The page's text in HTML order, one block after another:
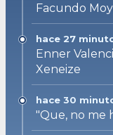
Facundo
hace 27
Enner
Xeneize
hace 30
"Que, no me